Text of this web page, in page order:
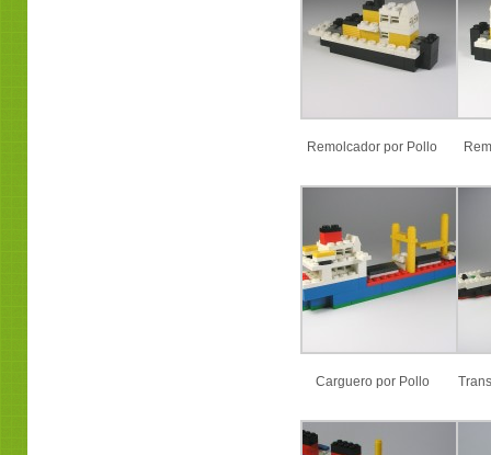
Remolcador por Pollo
Carguero por Pollo